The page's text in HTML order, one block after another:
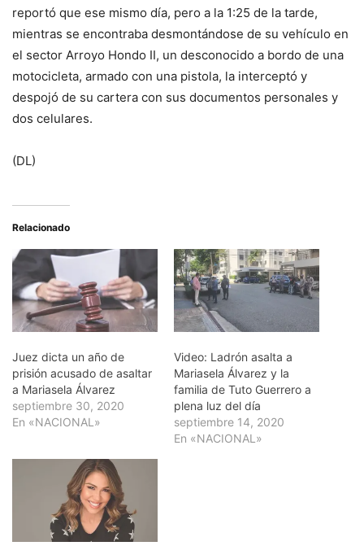
reportó que ese mismo día, pero a la 1:25 de la tarde,
mientras se encontraba desmontándose de su vehículo en
el sector Arroyo Hondo II, un desconocido a bordo de una
motocicleta, armado con una pistola, la interceptó y
despojó de su cartera con sus documentos personales y
dos celulares.
(DL)
Relacionado
Juez dicta un año de
prisión acusado de asaltar
a Mariasela Álvarez
septiembre 30, 2020
En «NACIONAL»
Video: Ladrón asalta a
Mariasela Álvarez y la
familia de Tuto Guerrero a
plena luz del día
septiembre 14, 2020
En «NACIONAL»